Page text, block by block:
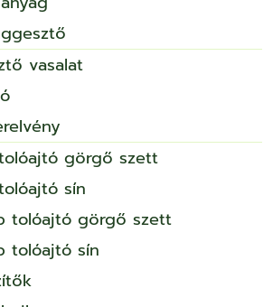
vasalat
görgő szett
sín
tolóajtó görgő szett
tolóajtó sín